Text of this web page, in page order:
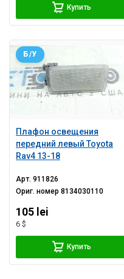
Купить
Плафон освещения
передний левый Toyota
Rav4 13-18
Б/У
Арт.911826
Ориг. номер8134030110
105 lei
6 $
Купить